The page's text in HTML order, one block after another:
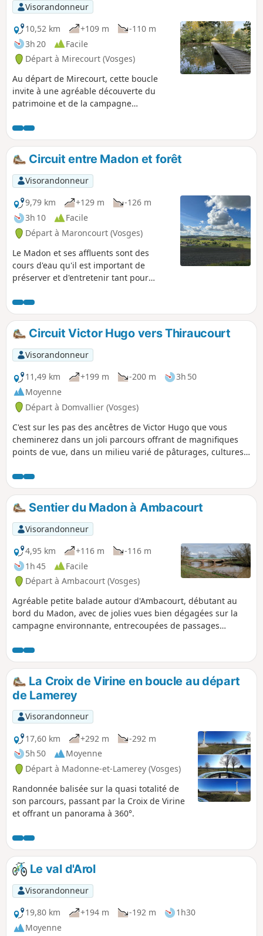
Visorandonneur
10,52 km
+109 m
-110 m
3h 20
Facile
Départ à Mirecourt (Vosges)
Au départ de Mirecourt, cette boucle
invite à une agréable découverte du
patrimoine et de la campagne
paysages variés : ruelles de village,
sentiers bordés de haies, champs
ouverts et rivières franchies par de
charmantes passerelles en bois. En
chemin, on rejoint le village de Poussay
puis celui de Mazirot. Entre nature et
patrimoine, cette randonnée accessible
offre de beaux points de vue et une
atmosphère paisible, idéale pour une
sortie à la demi-journée.
Circuit entre Madon et forêt
Visorandonneur
9,79 km
+129 m
-126 m
3h 10
Facile
Départ à Maroncourt (Vosges)
Le Madon et ses affluents sont des
cours d'eau qu'il est important de
préserver et d'entretenir tant pour
l’environnement car ils sont sources de
biodiversité, et sont à l'origine des
paysages que vous traverserez lors de
cette promenade.
Circuit Victor Hugo vers Thiraucourt
Visorandonneur
11,49 km
+199 m -200 m
3h 50
Moyenne
Départ à Domvallier (Vosges)
C'est sur les pas des ancêtres de Victor Hugo que vous
cheminerez dans un joli parcours offrant de magnifiques
points de vue, dans un milieu varié de pâturages, cultures
de fortes chaleurs.
Sentier du Madon à Ambacourt
Visorandonneur
4,95 km
+116 m
-116 m
1h 45
Facile
Départ à Ambacourt (Vosges)
Agréable petite balade autour d'Ambacourt, débutant au
bord du Madon, avec de jolies vues bien dégagées sur la
campagne environnante, entrecoupées de passages
La Croix de Virine en boucle au départ
de Lamerey
Visorandonneur
17,60 km
+292 m
-292 m
5h 50
Moyenne
Départ à Madonne-et-Lamerey (Vosges)
Randonnée balisée sur la quasi totalité de
son parcours, passant par la Croix de Virine
et offrant un panorama à 360°.
Le val d'Arol
Visorandonneur
19,80 km
+194 m -192 m
1h30
Moyenne